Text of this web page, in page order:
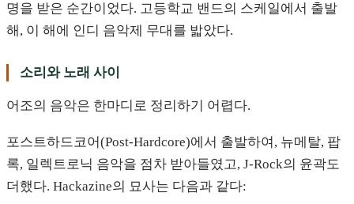
명을 받은 순간이었다. 고등학교 밴드의 스케일에서 출발
해, 이 해에 인디 음악제 무대를 밟았다.
소리와 노래 사이
어조의 음악은 한마디로 정리하기 어렵다.
포스트하드코어(Post-Hardcore)에서 출발하여, 뉴메탈, 팝
록, 일렉트로닉 음악을 점차 받아들였고, J-Rock의 윤곽도
더했다. Hackazine의 묘사는 다음과 같다: